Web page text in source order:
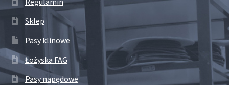
Sklep
Pasy klinowe
Łożyska FAG
Pasy napędowe